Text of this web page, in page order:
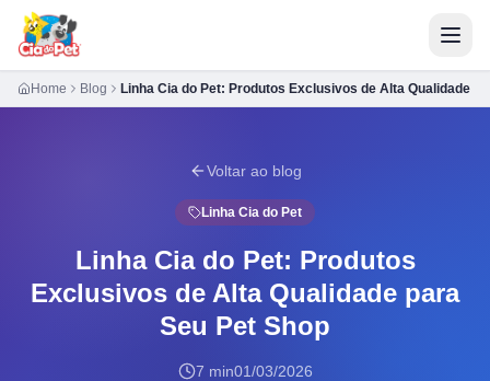
Home Blog Linha Cia do Pet: Produtos Exclusivos de Alta Qualidade
Voltar ao blog
Linha Cia do Pet
Linha Cia do Pet: Produtos
Exclusivos de Alta Qualidade para
Seu Pet Shop
7 min01/03/2026